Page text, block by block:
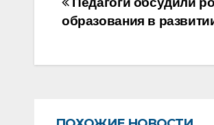
по
образования в